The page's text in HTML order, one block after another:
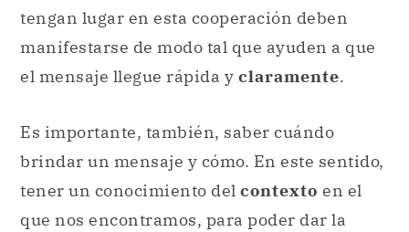
tengan lugar en esta cooperación deben
manifestarse de modo tal que ayuden a que
el mensaje llegue rápida y claramente.
Es importante, también, saber cuándo
brindar un mensaje y cómo. En este sentido,
tener un conocimiento del contexto en el
que nos encontramos, para poder dar la